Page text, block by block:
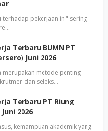
terhadap pekerjaan ini" sering
Terbaru BUMN PT
Juni 2026
merupakan metode penting
dan seleks…
Terbaru PT Riung
2026
kemampuan akademik yang